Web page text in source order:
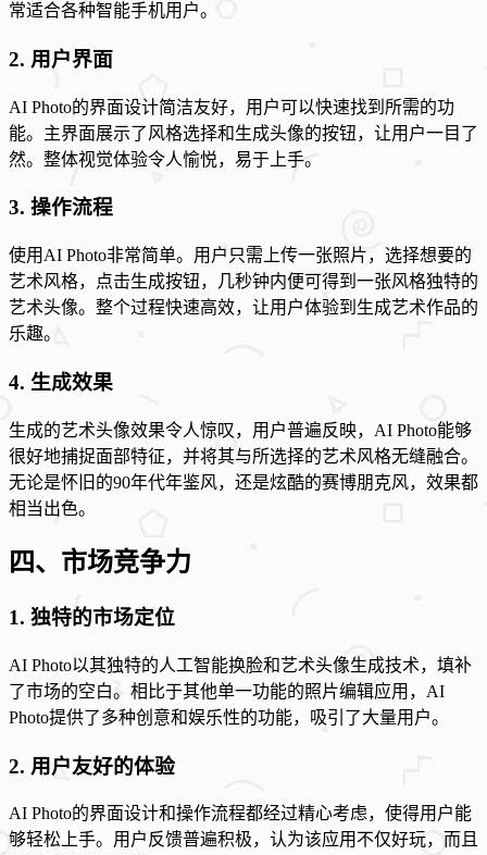
常适合各种智能手机用户。
2. 用户界面
AI Photo的界面设计简洁友好，用户可以快速找到所需的功
能。主界面展示了风格选择和生成头像的按钮，让用户一目了
然。整体视觉体验令人愉悦，易于上手。
3. 操作流程
使用AI Photo非常简单。用户只需上传一张照片，选择想要的
艺术风格，点击生成按钮，几秒钟内便可得到一张风格独特的
艺术头像。整个过程快速高效，让用户体验到生成艺术作品的
乐趣。
4. 生成效果
生成的艺术头像效果令人惊叹，用户普遍反映，AI Photo能够
很好地捕捉面部特征，并将其与所选择的艺术风格无缝融合。
无论是怀旧的90年代年鉴风，还是炫酷的赛博朋克风，效果都
相当出色。
四、市场竞争力
1. 独特的市场定位
AI Photo以其独特的人工智能换脸和艺术头像生成技术，填补
了市场的空白。相比于其他单一功能的照片编辑应用，AI
Photo提供了多种创意和娱乐性的功能，吸引了大量用户。
2. 用户友好的体验
AI Photo的界面设计和操作流程都经过精心考虑，使得用户能
够轻松上手。用户反馈普遍积极，认为该应用不仅好玩，而且